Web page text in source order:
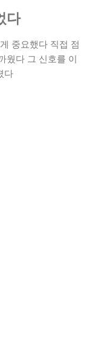
다
중요했다 직접 점
웠다 그 신호를 이
다